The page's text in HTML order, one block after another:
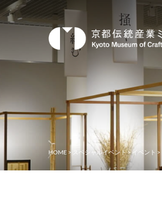
HOME > スペシャルイベント>イベント >